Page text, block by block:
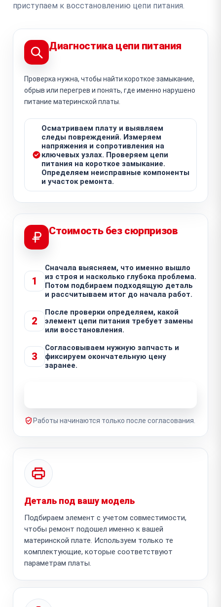
приступаем к восстановлению цепи питания.
Диагностика цепи питания
Проверка нужна, чтобы найти короткое замыкание,
обрыв или перегрев и понять, где именно нарушено
питание материнской платы.
Осматриваем плату и выявляем
следы повреждений. Измеряем
напряжения и сопротивления на
ключевых узлах. Проверяем цепи
питания на короткое замыкание.
Определяем неисправные компоненты
и участок ремонта.
Стоимость без сюрпризов
1
Сначала выясняем, что именно вышло
из строя и насколько глубока проблема.
Потом подбираем подходящую деталь
и рассчитываем итог до начала работ.
2
После проверки определяем, какой
элемент цепи питания требует замены
или восстановления.
3
Согласовываем нужную запчасть и
фиксируем окончательную цену
заранее.
Работы начинаются только после согласования.
Деталь под вашу модель
Подбираем элемент с учетом совместимости,
чтобы ремонт подошел именно к вашей
материнской плате. Используем только те
комплектующие, которые соответствуют
параметрам платы.